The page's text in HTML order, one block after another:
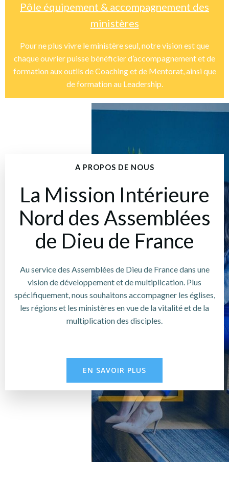
Pôle équipement & accompagnement des
ministères
Pour ne plus vivre le ministère seul, notre vision est que
chaque ouvrier puisse bénéficier d’accompagnement et de
formation aux outils de Coaching et de Mentorat, ainsi que
de formation au Leadership.
A PROPOS DE NOUS
La Mission Intérieure
Nord des Assemblées
de Dieu de France
Au service des Assemblées de Dieu de France dans une
vision de développement et de multiplication. Plus
spécifiquement, nous souhaitons accompagner les églises,
les régions et les ministères en vue de la vitalité et de la
multiplication des disciples.
EN SAVOIR PLUS